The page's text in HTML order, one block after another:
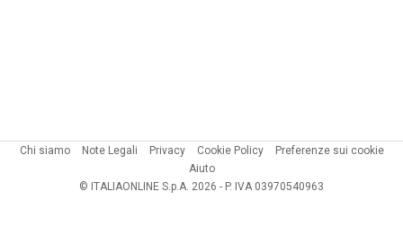
Chi siamo Note Legali Privacy Cookie Policy
Preferenze sui cookie
Aiuto
© ITALIAONLINE S.p.A. 2026 - P. IVA 03970540963